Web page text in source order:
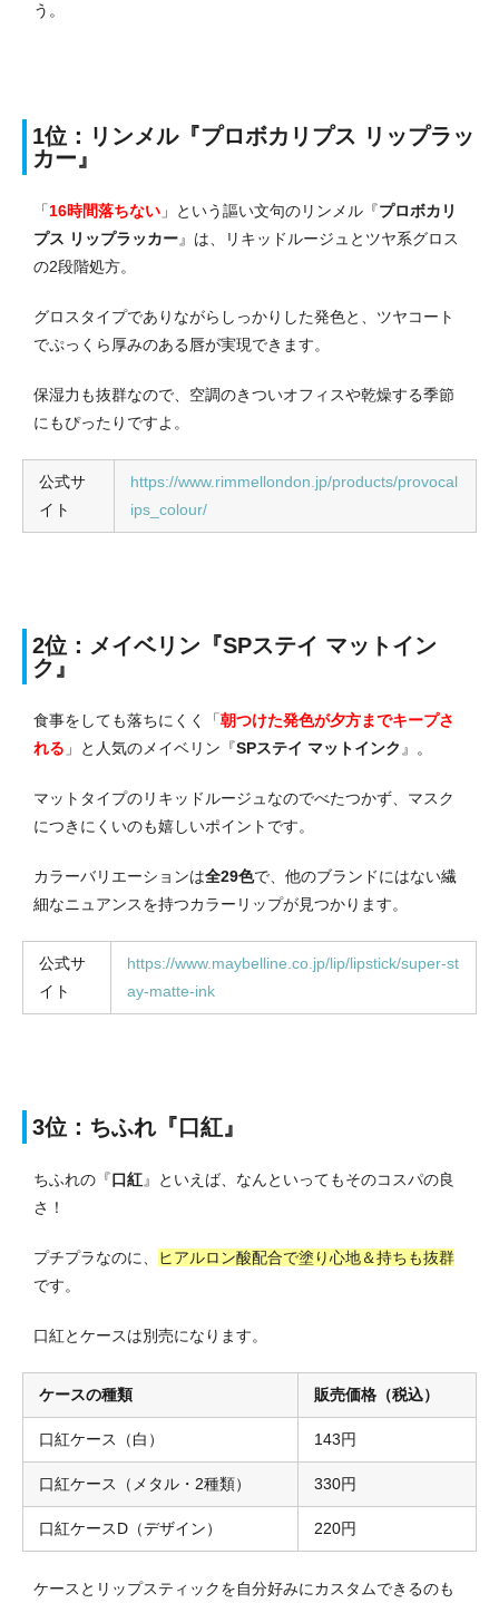
う。
1位：リンメル『プロボカリプス リップラッ
カー』
「16時間落ちない 」という謳い文句のリンメル『プロボカリ
プス リップラッカー』は、リキッドルージュとツヤ系グロス
の2段階処方。
グロスタイプでありながらしっかりした発色と、ツヤコート
でぷっくら厚みのある唇が実現できます。
保湿力も抜群なので、空調のきついオフィスや乾燥する季節
にもぴったりですよ。
公式サ
イト
https://www.rimmellondon.jp/products/provocal
ips_colour/
2位：メイベリン『SPステイ マットイン
ク』
食事をしても落ちにくく「朝つけた発色が夕方までキープさ
れる 」と人気のメイベリン『SPステイ マットインク』。
マットタイプのリキッドルージュなのでべたつかず、マスク
につきにくいのも嬉しいポイントです。
カラーバリエーションは全29色で、他のブランドにはない繊
細なニュアンスを持つカラーリップが見つかります。
公式サ
イト
https://www.maybelline.co.jp/lip/lipstick/super-st
ay-matte-ink
3位：ちふれ『口紅』
ちふれの『口紅』といえば、なんといってもそのコスパの良
さ！
プチプラなのに、
ヒアルロン酸配合で塗り心地＆持ちも抜群
です。
口紅とケースは別売になります。
ケースの種類 販売価格（税込）
口紅ケース（白） 143円
口紅ケース（メタル・2種類） 330円
口紅ケースD（デザイン） 220円
ケースとリップスティックを自分好みにカスタムできるのも